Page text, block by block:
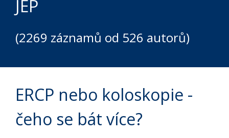
JEP
(2269 záznamů od 526 autorů)
ERCP nebo koloskopie -
čeho se bát více?